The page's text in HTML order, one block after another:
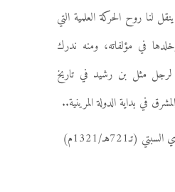
لنا روح الحركة العلمية التي
في مؤلفاته، ومنه ندرك
لرجل مثل بن رشيد في تاريخ
في بداية الدولة المرينية..